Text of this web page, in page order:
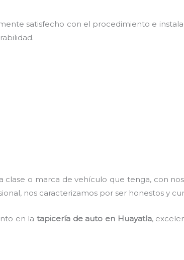
satisfecho con el procedimiento e
clase o marca de vehículo que tenga, con
nos caracterizamos por ser honestos y
en latapicería de auto en Huayatla,